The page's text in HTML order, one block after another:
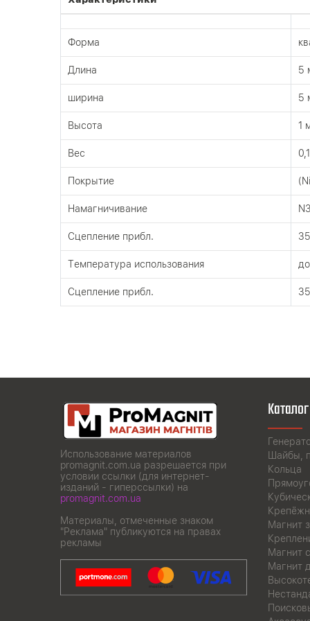
Форма
Длина 5
ширина 5
Высота 1
Вес
Покрытие
Намагничивание
Сцепление прибл.
Tемпература использования
Сцепление прибл.
Использование материалов
promagnit.com.ua разрешается при
условии ссылки (для интернет-
изданий - гиперссылки) на
promagnit.com.ua
Материалы, отмеченные знаком
"Реклама" публикуются на правах
рекламы
Шайбы,
Кольца
Магнит
Магнит
Магнит